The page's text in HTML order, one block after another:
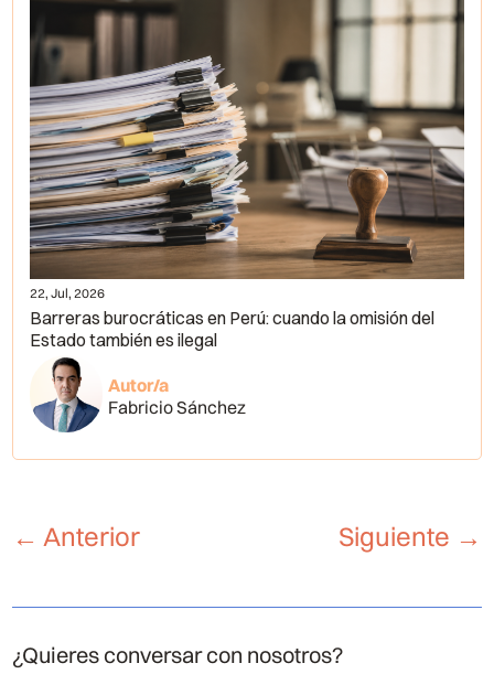
22, Jul, 2026
Barreras burocráticas en Perú: cuando la omisión del
Estado también es ilegal
Autor/a
Fabricio Sánchez
←Anterior Siguiente →
¿Quieres conversar con nosotros?